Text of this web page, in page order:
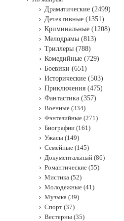
Драматические (2499)
Детективные (1351)
Криминальные (1208)
Мелодрамы (813)
Триллеры (788)
Комедийные (729)
Боевики (651)
Исторические (503)
Приключения (475)
Фантастика (357)
Военные (334)
Фэнтезийные (271)
Биографии (161)
Ужасы (149)
Семейные (145)
Документальный (86)
Романтические (55)
Мистика (52)
Молодежные (41)
Музыка (39)
Спорт (37)
Вестерны (35)